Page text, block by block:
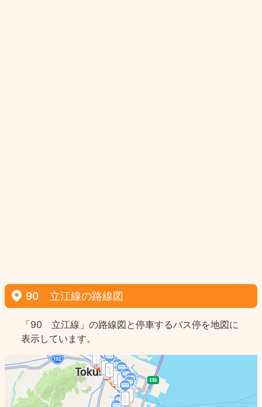
90 立江線の路線図
「90 立江線」の路線図と停車するバス停を地図に
表示しています。